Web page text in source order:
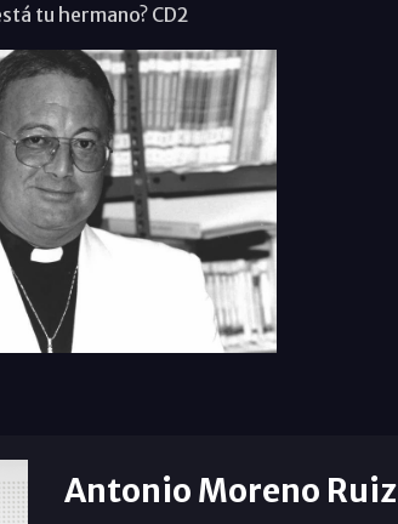
tu hermano? CD2
Antonio Moreno Ruiz